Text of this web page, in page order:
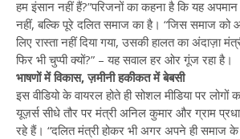
हम इंसान नहीं हैं?”परिजनों का कहना है कि यह
नहीं, बल्कि पूरे दलित समाज का है। “जिस समाज को
लिए रास्ता नहीं दिया गया, उसकी हालत का अंदाज़ा
फिर भी चुप्पी क्यों?” – यह सवाल हर ओर गूंज रहा है।
भाषणों में विकास, ज़मीनी हकीकत में बेबसी
इस वीडियो के वायरल होते ही सोशल मीडिया पर लोगों
यूज़र्स सीधे तौर पर मंत्री अनिल कुमार और ग्राम
रहे हैं। “दलित मंत्री होकर भी अगर अपने ही समाज